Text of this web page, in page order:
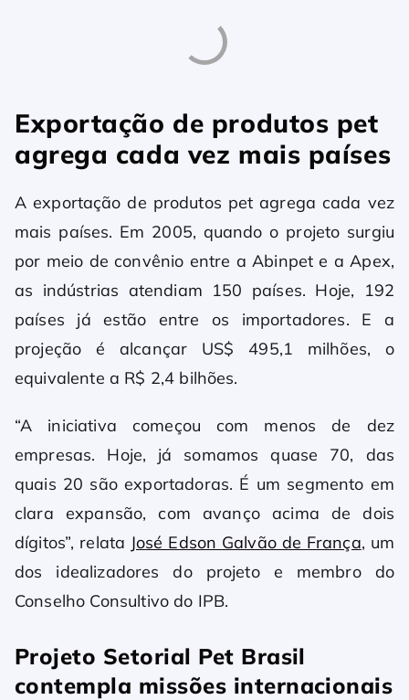
Exportação de produtos pet
agrega cada vez mais países
A exportação de produtos pet agrega cada vez
mais países. Em 2005, quando o projeto surgiu
por meio de convênio entre a Abinpet e a Apex,
as indústrias atendiam 150 países. Hoje, 192
países já estão entre os importadores. E a
projeção é alcançar US$ 495,1 milhões, o
equivalente a R$ 2,4 bilhões.
“A iniciativa começou com menos de dez
empresas. Hoje, já somamos quase 70, das
quais 20 são exportadoras. É um segmento em
clara expansão, com avanço acima de dois
dígitos”, relata José Edson Galvão de França, um
dos idealizadores do projeto e membro do
Conselho Consultivo do IPB.
Projeto Setorial Pet Brasil
contempla missões internacionais